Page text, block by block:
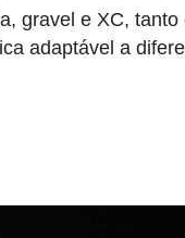
gravel e XC, tanto
adaptável a